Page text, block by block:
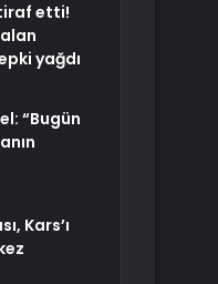
etti!
yağdı
“Bugün
Kars’ı